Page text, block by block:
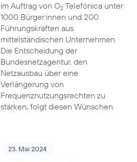
im Auftrag von O2Telefónica unter
1000 Bürger:innen und 200
Führungskräften aus
mittelständischen Unternehmen.
Die Entscheidung der
Bundesnetzagentur, den
Netzausbau über eine
Verlängerung von
Frequenznutzungsrechten zu
stärken, folgt diesen Wünschen.
23. Mai 2024